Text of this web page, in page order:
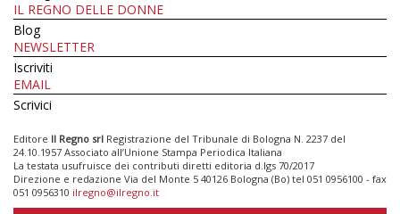
IL REGNO DELLE DONNE
Blog
NEWSLETTER
Iscriviti
EMAIL
Scrivici
Editore Il Regno srl Registrazione del Tribunale di Bologna N. 2237 del
24.10.1957 Associato all’Unione Stampa Periodica Italiana
La testata usufruisce dei contributi diretti editoria d.lgs 70/2017
Direzione e redazione Via del Monte 5 40126 Bologna (Bo) tel 051 0956100 - fax
051 0956310 ilregno@ilregno.it